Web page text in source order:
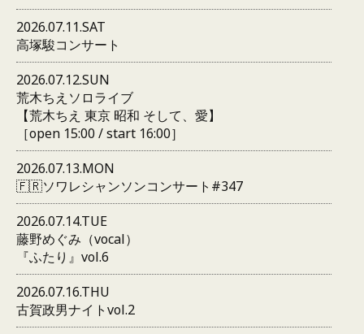
2026.07.11.SAT
高塚駿コンサート
2026.07.12.SUN
荒木ちえソロライブ
【荒木ちえ 東京 昭和 そして、愛】
［open 15:00 / start 16:00］
2026.07.13.MON
🇫🇷ソワレシャンソンコンサート#347
2026.07.14.TUE
藤野めぐみ（vocal）
『ふたり』vol.6
2026.07.16.THU
古賀政男ナイトvol.2